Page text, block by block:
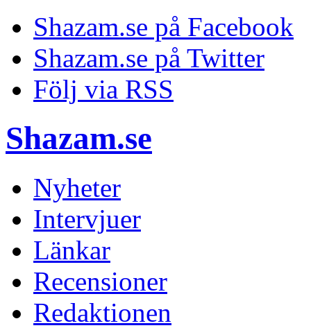
Shazam.se på Facebook
Shazam.se på Twitter
Följ via RSS
Shazam.se
Nyheter
Intervjuer
Länkar
Recensioner
Redaktionen